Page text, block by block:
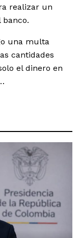
realizar un
banco.
una multa
cantidades
el dinero en